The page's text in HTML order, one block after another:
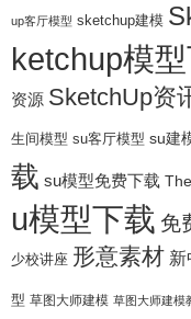
up客厅模型 sketchup建模
ketchup模
资源 SketchUp资
生间模型 su客厅模型 su建
载 su模型免费下载
u模型下载 免
少校讲座 形意素材 新
型 草图大师建模 草图大师建模